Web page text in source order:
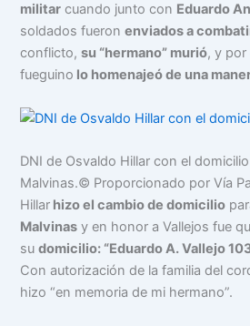
militar cuando junto con Eduardo
soldados fueronenviados a
conflicto,su “hermano” murió, y por
fueguino lo homenajeó de una
DNI de Osvaldo Hillar con el
Malvinas.© Proporcionado por Vía
Hillar hizo el cambio de domicilio
Malvinas y en honor a Vallejos fue
sudomicilio: “Eduardo A. Vallejo
Con autorización de la familia del
hizo “en memoria de mi hermano”.